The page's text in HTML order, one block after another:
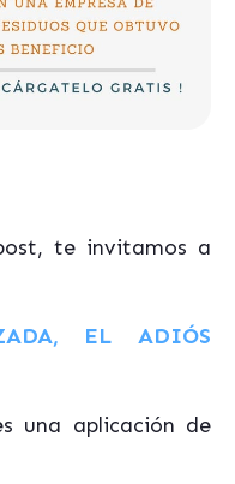
te invitamos a
EL ADIÓS
una aplicación de